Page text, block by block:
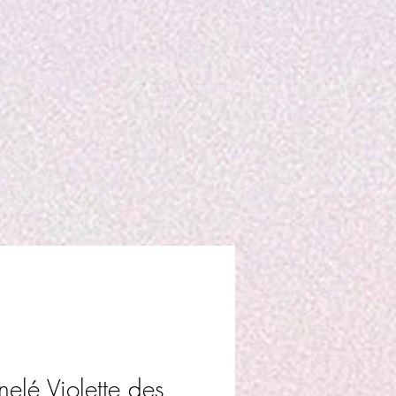
Violette des